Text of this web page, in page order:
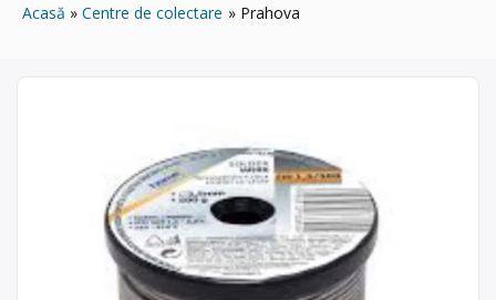
Acasă Centre de colectare Prahova